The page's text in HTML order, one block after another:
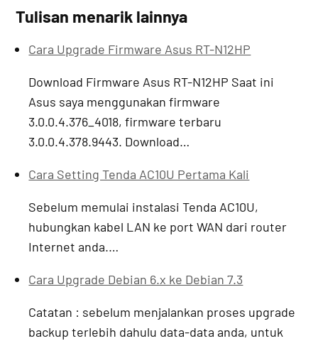
Tulisan menarik lainnya
Cara Upgrade Firmware Asus RT-N12HP
Download Firmware Asus RT-N12HP Saat ini
Asus saya menggunakan firmware
3.0.0.4.376_4018, firmware terbaru
3.0.0.4.378.9443. Download…
Cara Setting Tenda AC10U Pertama Kali
Sebelum memulai instalasi Tenda AC10U,
hubungkan kabel LAN ke port WAN dari router
Internet anda.…
Cara Upgrade Debian 6.x ke Debian 7.3
Catatan : sebelum menjalankan proses upgrade
backup terlebih dahulu data-data anda, untuk